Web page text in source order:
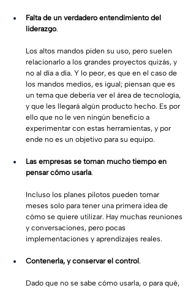
Falta de un verdadero entendimiento del
liderazgo.
Los altos mandos piden su uso, pero suelen
relacionarlo a los grandes proyectos quizás, y
no al día a día. Y lo peor, es que en el caso de
los mandos medios, es igual; piensan que es
un tema que debería ver el área de tecnología,
y que les llegará algún producto hecho. Es por
ello que no le ven ningún beneficio a
experimentar con estas herramientas, y por
ende no es un objetivo para su equipo.
Las empresas se toman mucho tiempo en
pensar cómo usarla.
Incluso los planes pilotos pueden tomar
meses solo para tener una primera idea de
cómo se quiere utilizar. Hay muchas reuniones
y conversaciones, pero pocas
implementaciones y aprendizajes reales.
Contenerla, y conservar el control .
Dado que no se sabe cómo usarla, o para qué,